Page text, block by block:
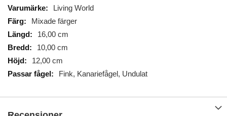
information
Living World
Mixade färger
16,00 cm
10,00 cm
12,00 cm
Fink, Kanariefågel, Undulat